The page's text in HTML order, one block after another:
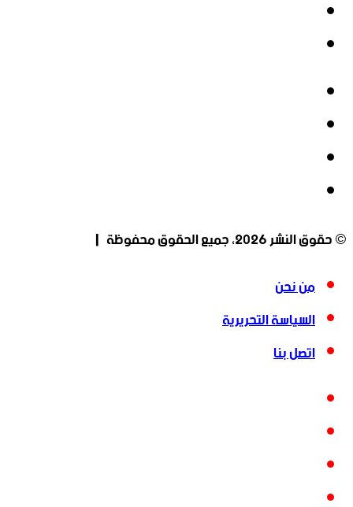
© حقوق النشر 2026، جميع الحقوق محفوظة |
من نحن
السياسة التحريرية
اتصل بنا